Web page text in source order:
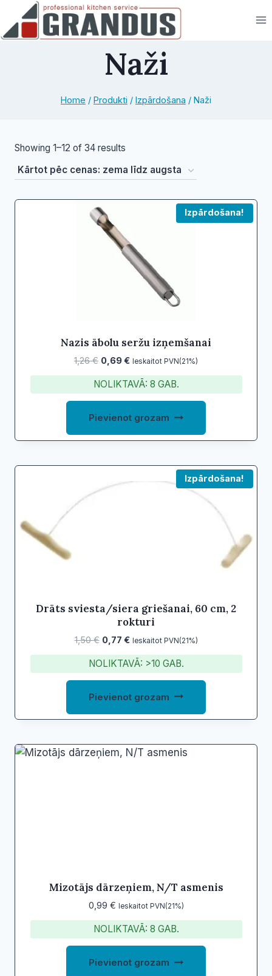
content
Naži
Home / Produkti / Izpārdošana / Naži
Showing 1–12 of 34 results
by
price:
low
high
Izpārdošana!
Nazis ābolu seržu izņemšanai
1,26€ Original
price
was:
1,26 €.
0,69€Current
price
is:
0,69 €.
Ieskaitot PVN(21%)
NOLIKTAVĀ: 8 GAB.
Pievienot grozam
Izpārdošana!
Drāts sviesta/siera griešanai, 60 cm, 2
rokturi
1,50€ Original
price
was:
1,50 €.
0,77 €Current
price
is:
0,77 €.
Ieskaitot PVN(21%)
NOLIKTAVĀ: >10 GAB.
Pievienot grozam
Mizotājs dārzeņiem, N/T asmenis
0,99 € Ieskaitot PVN(21%)
NOLIKTAVĀ: 8 GAB.
Pievienot grozam